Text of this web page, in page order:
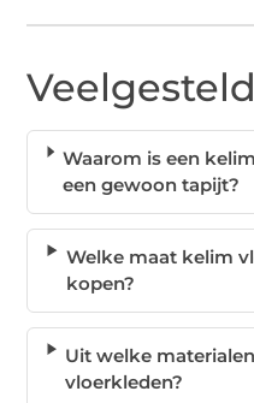
Waarom is een
een gewoon tapijt?
Welke maat kelim
kopen?
Uit welke
vloerkleden?